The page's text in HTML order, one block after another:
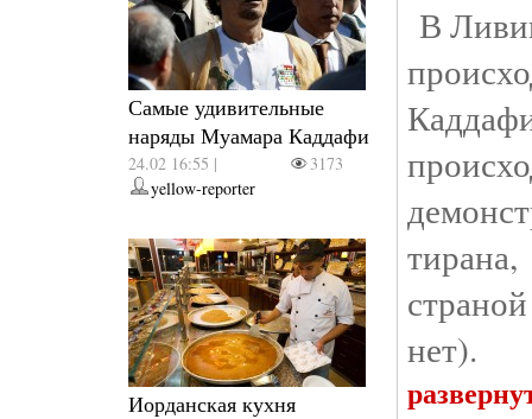
Самые удивительные
наряды Муамара Каддафи
24.02 16:55 |
3173
yellow-reporter
Иорданская кухня
В
нет).